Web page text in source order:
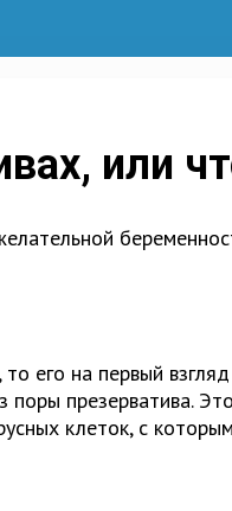
или
его на первый
поры презерватива.
клеток, с